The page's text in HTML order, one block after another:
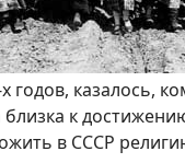
годов, казалось,
к
в СССР